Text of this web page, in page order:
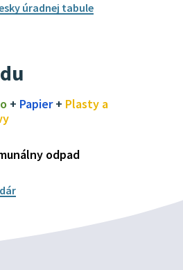
úradnej tabule
+ Papier+ Plasty a
odpad